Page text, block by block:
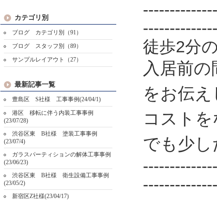
徒歩2分
入居前
をお伝
コスト
でも少
カテゴリ別
ブログ カテゴリ別（91）
ブログ スタッフ別（89）
サンプルレイアウト（27）
最新記事一覧
豊島区 S社様 工事事例(24/04/1)
港区 移転に伴う内装工事事例
(23/07/28)
渋谷区東 B社様 塗装工事事例
(23/07/4)
ガラスパーティションの解体工事事例
(23/06/23)
渋谷区東 B社様 衛生設備工事事例
(23/05/2)
新宿区Z社様(23/04/17)